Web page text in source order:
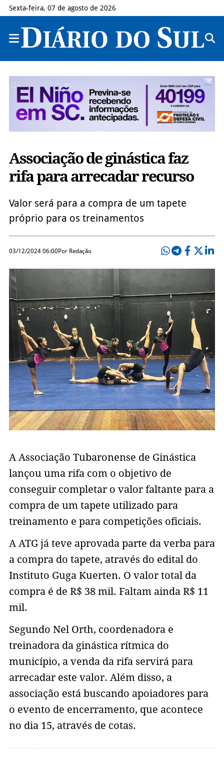
Sexta-feira, 07 de agosto de 2026
Associação de ginástica faz
rifa para arrecadar recurso
Valor será para a compra de um tapete
próprio para os treinamentos
03/12/2024 06:00Por Redação
A Associação Tubaronense de Ginástica
lançou uma rifa com o objetivo de
conseguir completar o valor faltante para a
compra de um tapete utilizado para
treinamento e para competições oficiais.
A ATG já teve aprovada parte da verba para
a compra do tapete, através do edital do
Instituto Guga Kuerten. O valor total da
compra é de R$ 38 mil. Faltam ainda R$ 11
mil.
Segundo Nel Orth, coordenadora e
treinadora da ginástica rítmica do
município, a venda da rifa servirá para
arrecadar este valor. Além disso, a
associação está buscando apoiadores para
o evento de encerramento, que acontece
no dia 15, através de cotas.